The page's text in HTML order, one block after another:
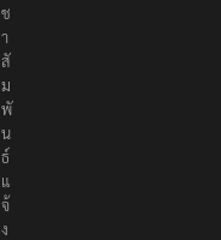
ช
า
สั
ม
พั
น
ธ์
แ
จ้
ง